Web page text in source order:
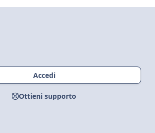
Accedi
Ottieni supporto